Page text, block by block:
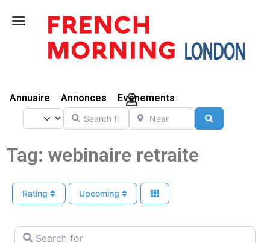
Annuaire Annonces Evénements
Select search type
Search for Near
Tag: webinaire retraite
Rating Upcoming
Search for